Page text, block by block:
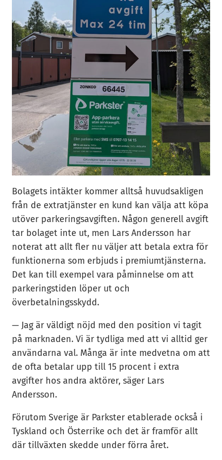
Bolagets intäkter kommer alltså huvudsakligen
från de extratjänster en kund kan välja att köpa
utöver parkeringsavgiften. Någon generell avgift
tar bolaget inte ut, men Lars Andersson har
noterat att allt fler nu väljer att betala extra för
funktionerna som erbjuds i premiumtjänsterna.
Det kan till exempel vara påminnelse om att
parkeringstiden löper ut och
överbetalningsskydd.
— Jag är väldigt nöjd med den position vi tagit
på marknaden. Vi är tydliga med att vi alltid ger
användarna val. Många är inte medvetna om att
de ofta betalar upp till 15 procent i extra
avgifter hos andra aktörer, säger Lars
Andersson.
Förutom Sverige är Parkster etablerade också i
Tyskland och Österrike och det är framför allt
där tillväxten skedde under förra året.